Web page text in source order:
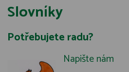
Slovníky
Potřebujete radu?
Napište nám